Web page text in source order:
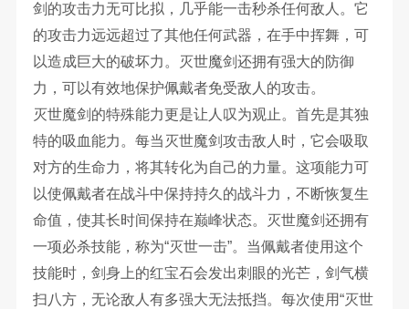
剑的攻击力无可比拟，几乎能一击秒杀任何敌人。它
的攻击力远远超过了其他任何武器，在手中挥舞，可
以造成巨大的破坏力。灭世魔剑还拥有强大的防御
力，可以有效地保护佩戴者免受敌人的攻击。
灭世魔剑的特殊能力更是让人叹为观止。首先是其独
特的吸血能力。每当灭世魔剑攻击敌人时，它会吸取
对方的生命力，将其转化为自己的力量。这项能力可
以使佩戴者在战斗中保持持久的战斗力，不断恢复生
命值，使其长时间保持在巅峰状态。灭世魔剑还拥有
一项必杀技能，称为“灭世一击”。当佩戴者使用这个
技能时，剑身上的红宝石会发出刺眼的光芒，剑气横
扫八方，无论敌人有多强大无法抵挡。每次使用“灭世